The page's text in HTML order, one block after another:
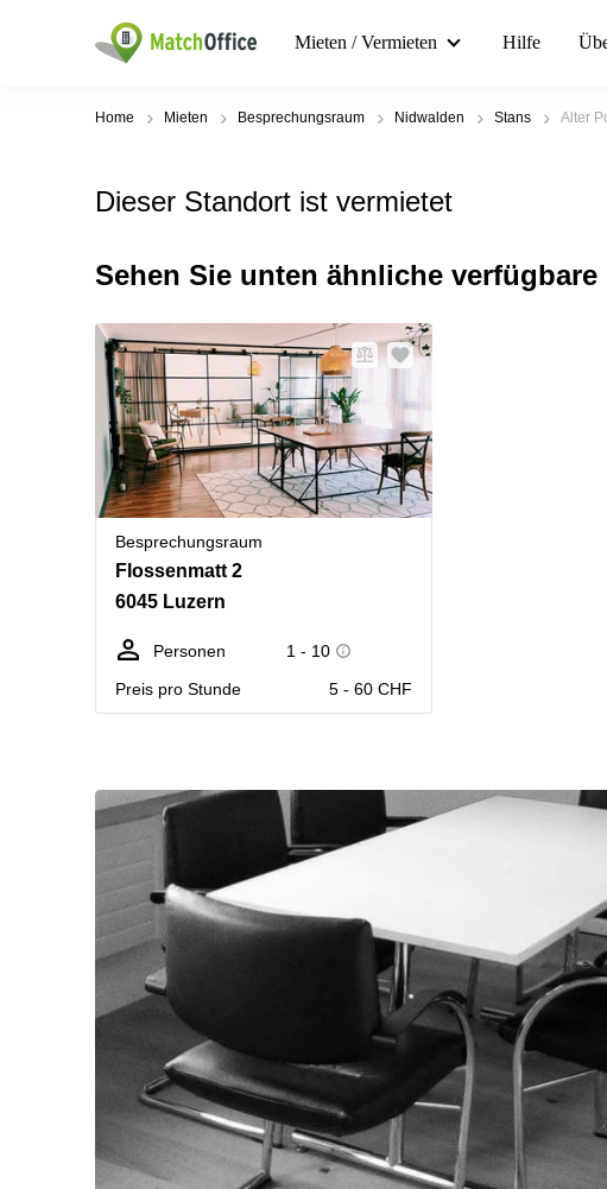
Mieten / Vermieten Hilfe
Home Mieten Besprechungsraum Nidwalden Stans Alter
Dieser Standort ist vermietet
Sehen Sie unten ähnliche verfügbare
Besprechungsraum
Flossenmatt 2
6045 Luzern
Personen
1 - 10
Preis pro Stunde
5 - 60 CHF